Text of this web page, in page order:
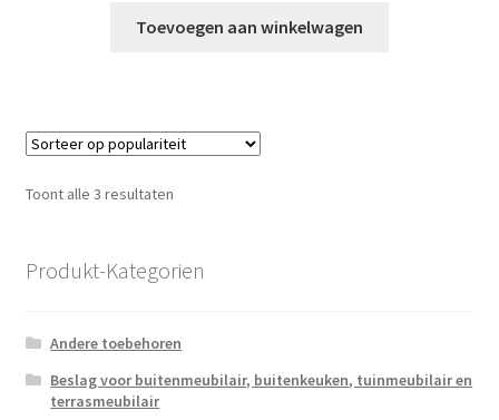
Toevoegen aan winkelwagen
Toont alle 3 resultatenGesorteerd
Produkt-Kategorien
Andere toebehoren
Beslag voor buitenmeubilair, buitenkeuken, tuinmeubilair en
terrasmeubilair